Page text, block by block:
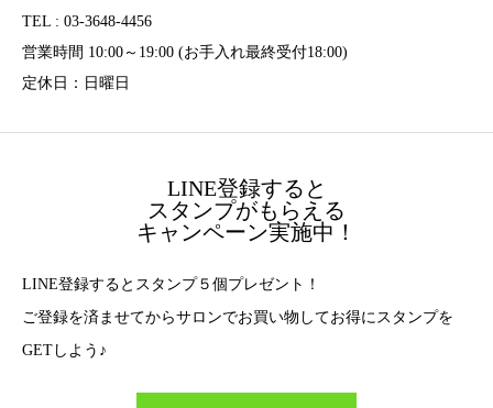
TEL : 03-3648-4456
営業時間 10:00～19:00 (お手入れ最終受付18:00)
定休日：日曜日
LINE登録すると
スタンプがもらえる
キャンペーン実施中！
LINE登録するとスタンプ５個プレゼント！
ご登録を済ませてからサロンでお買い物してお得にスタンプを
GETしよう♪